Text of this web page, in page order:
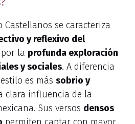
Castellanos se caracteriza
y reflexivo del
la profunda exploración
y sociales. A diferencia
es más sobrio y
clara influencia de la
Sus versos densos